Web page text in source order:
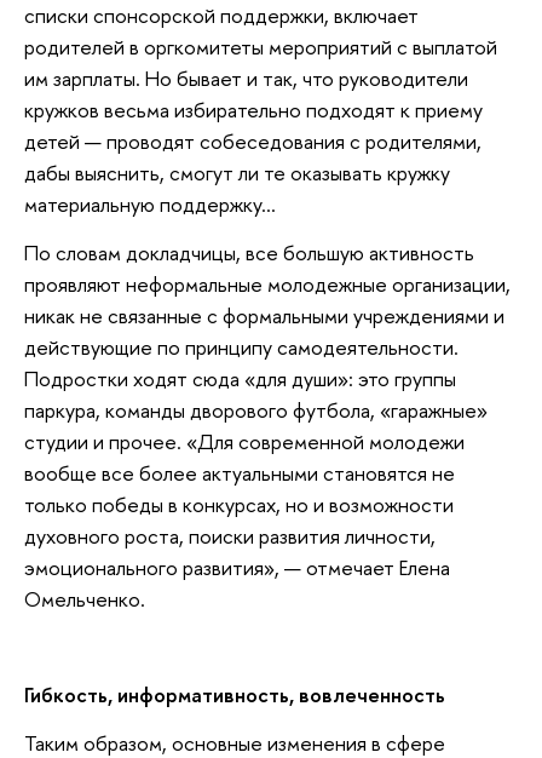
списки спонсорской поддержки, включает
родителей в оргкомитеты мероприятий с выплатой
им зарплаты. Но бывает и так, что руководители
кружков весьма избирательно подходят к приему
детей — проводят собеседования с родителями,
дабы выяснить, смогут ли те оказывать кружку
материальную поддержку…
По словам докладчицы, все большую активность
проявляют неформальные молодежные организации,
никак не связанные с формальными учреждениями и
действующие по принципу самодеятельности.
Подростки ходят сюда «для души»: это группы
паркура, команды дворового футбола, «гаражные»
студии и прочее. «Для современной молодежи
вообще все более актуальными становятся не
только победы в конкурсах, но и возможности
духовного роста, поиски развития личности,
эмоционального развития», — отмечает Елена
Омельченко.
Гибкость, информативность, вовлеченность
Таким образом, основные изменения в сфере